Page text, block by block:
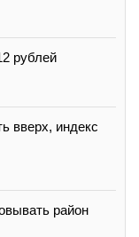
рублей
вверх, индекс
район